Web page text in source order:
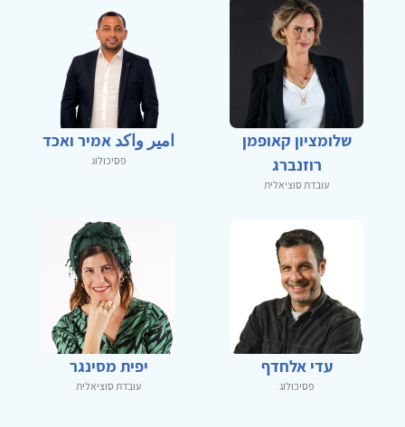
שלומציון קאופמן
רוזנברג
עובדת סוציאלית
امير واكد אמיר ואכד
פסיכולוג
עדי אלחדף
פסיכולוג
יפית מסינגר
עובדת סוציאלית